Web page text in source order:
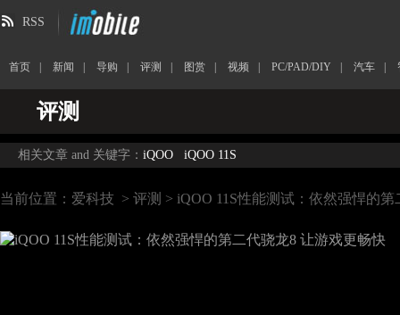
RSS
首页 新闻 导购 评测 图赏 视频 PC/PAD/DIY 汽车
评测
相关文章 and 关键字： iQOO iQOO 11S
当前位置： 爱科技 > 评测 > iQOO 11S性能测试：依然强悍的